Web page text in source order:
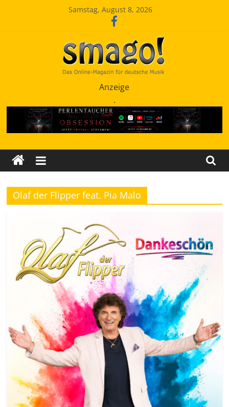
Samstag, August 8, 2026
SchlagerMAGazinOnline
Anzeige
.
Olaf der Flipper feat. Pia Malo